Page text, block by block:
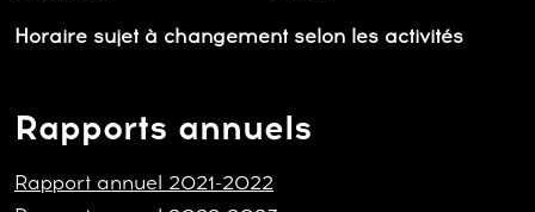
Horaire sujet à changement selon les activités
Rapports annuels
Rapport annuel 2021-2022